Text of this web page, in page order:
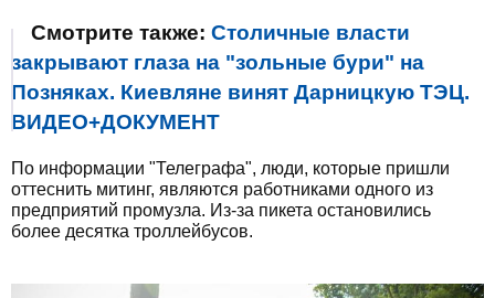
Смотрите также: Столичные власти
закрывают глаза на "зольные бури" на
Позняках. Киевляне винят Дарницкую ТЭЦ.
ВИДЕО+ДОКУМЕНТ
По информации "Телеграфа", люди, которые пришли
оттеснить митинг, являются работниками одного из
предприятий промузла. Из-за пикета остановились
более десятка троллейбусов.